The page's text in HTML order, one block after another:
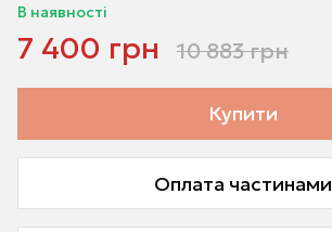
В наявності
7 400 грн 10 883 грн
Купити
Оплата частинами